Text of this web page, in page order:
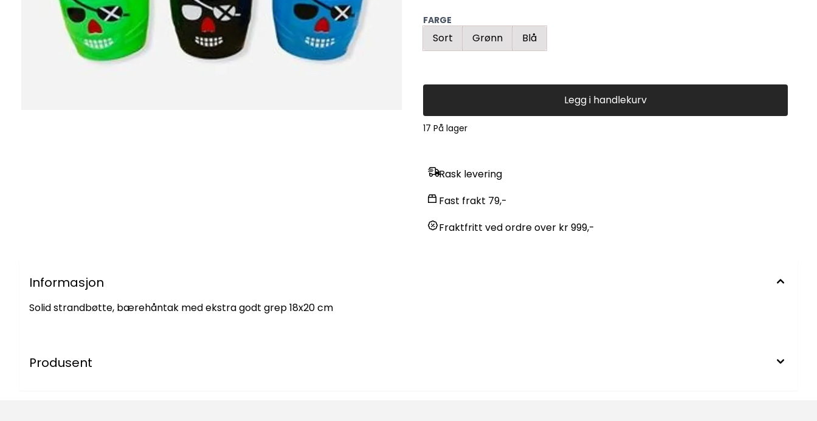
FARGE
Sort Grønn Blå
Legg i handlekurv
17 På lager
Rask levering
Fast frakt 79,-
Fraktfritt ved ordre over kr 999,-
Informasjon
Solid strandbøtte, bærehåntak med ekstra godt grep 18x20 cm
Produsent